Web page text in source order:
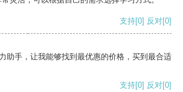
支持[0] 反对[0]
助手，让我能够找到最优惠的价格，买到最合适
支持[0] 反对[0]